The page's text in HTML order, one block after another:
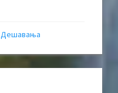
Дешавања